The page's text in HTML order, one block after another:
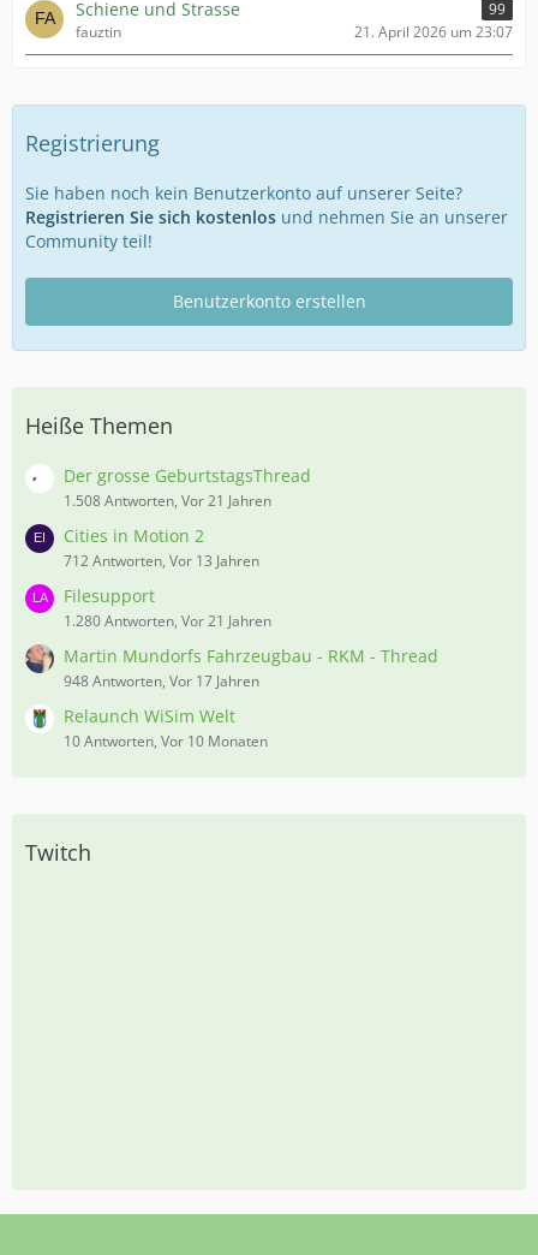
Schiene und Strasse
99
fauztin
21. April 2026 um 23:07
Registrierung
Sie haben noch kein Benutzerkonto auf unserer Seite?
Registrieren Sie sich kostenlos und nehmen Sie an unserer
Community teil!
Benutzerkonto erstellen
Heiße Themen
Der grosse GeburtstagsThread
1.508 Antworten, Vor 21 Jahren
Cities in Motion 2
712 Antworten, Vor 13 Jahren
Filesupport
1.280 Antworten, Vor 21 Jahren
Martin Mundorfs Fahrzeugbau - RKM - Thread
948 Antworten, Vor 17 Jahren
Relaunch WiSim Welt
10 Antworten, Vor 10 Monaten
Twitch